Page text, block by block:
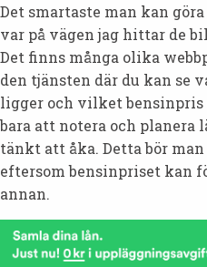
Det smartaste man kan
var på vägen jag hittar de
Det finns många olika
den tjänsten där du kan se
ligger och vilket bensinpris
bara att notera och planera
tänkt att åka. Detta bör
eftersom bensinpriset kan
annan.